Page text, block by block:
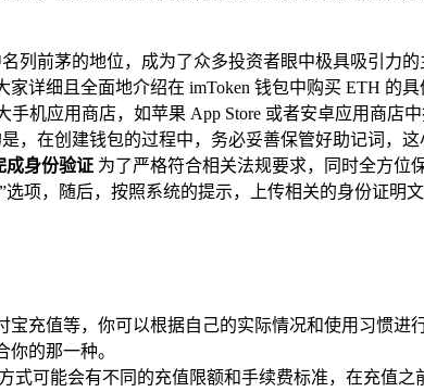
列前茅的地位，成为了众多投资者眼中极具吸引力
详细且全面地介绍在 imToken 钱包中购买 ETH 的
机应用商店，如苹果 App Store 或者安卓应用商店
在创建钱包的过程中，务必妥善保管好助记词，
成身份验证 为了严格符合相关法规要求，同时全方位
项，随后，按照系统的提示，上传相关的身份证明
充值等，你可以根据自己的实际情况和使用习惯进
的那一种。
可能会有不同的充值限额和手续费标准，在充值